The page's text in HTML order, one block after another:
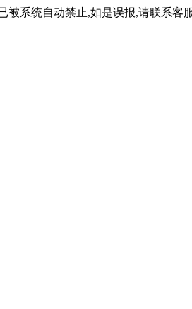
被系统自动禁止,如是误报,请联系客